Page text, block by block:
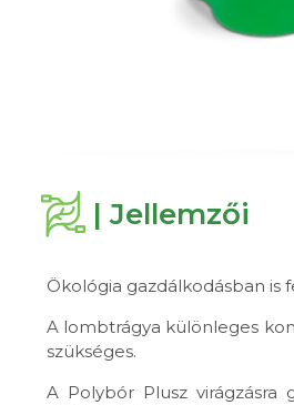
| Jellemzői
Ökológia gazdálkodásban is
A lombtrágya különleges
szükséges.
A Polybór Plusz virágzásra